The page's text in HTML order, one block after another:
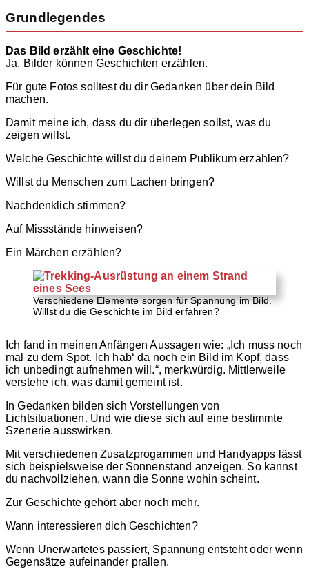
Grundlegendes
Das Bild erzählt eine Geschichte!
Ja, Bilder können Geschichten erzählen.
Für gute Fotos solltest du dir Gedanken über dein Bild
machen.
Damit meine ich, dass du dir überlegen sollst, was du
zeigen willst.
Welche Geschichte willst du deinem Publikum erzählen?
Willst du Menschen zum Lachen bringen?
Nachdenklich stimmen?
Auf Missstände hinweisen?
Ein Märchen erzählen?
Verschiedene Elemente sorgen für Spannung im Bild.
Willst du die Geschichte im Bild erfahren?
Ich fand in meinen Anfängen Aussagen wie: „Ich muss noch
mal zu dem Spot. Ich hab‘ da noch ein Bild im Kopf, dass
ich unbedingt aufnehmen will.“, merkwürdig. Mittlerweile
verstehe ich, was damit gemeint ist.
In Gedanken bilden sich Vorstellungen von
Lichtsituationen. Und wie diese sich auf eine bestimmte
Szenerie ausswirken.
Mit verschiedenen Zusatzprogammen und Handyapps lässt
sich beispielsweise der Sonnenstand anzeigen. So kannst
du nachvollziehen, wann die Sonne wohin scheint.
Zur Geschichte gehört aber noch mehr.
Wann interessieren dich Geschichten?
Wenn Unerwartetes passiert, Spannung entsteht oder wenn
Gegensätze aufeinander prallen.